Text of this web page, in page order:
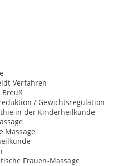
Verfahren
/ Gewichtsregulation
in der Kinderheilkunde
Massage
Frauen-Massage